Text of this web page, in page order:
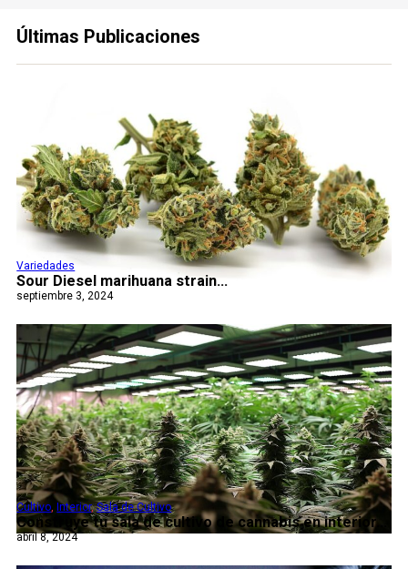
Últimas Publicaciones
Sour Diesel marihuana strain...
Variedades
septiembre 3, 2024
Construye tu sala de cultivo de cannabis en interior...
Cultivo, Interior,Sala de Cultivo
abril 8, 2024